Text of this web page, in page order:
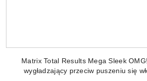
Matrix Total Results Mega Sleek
wygładzający przeciw puszeniu się